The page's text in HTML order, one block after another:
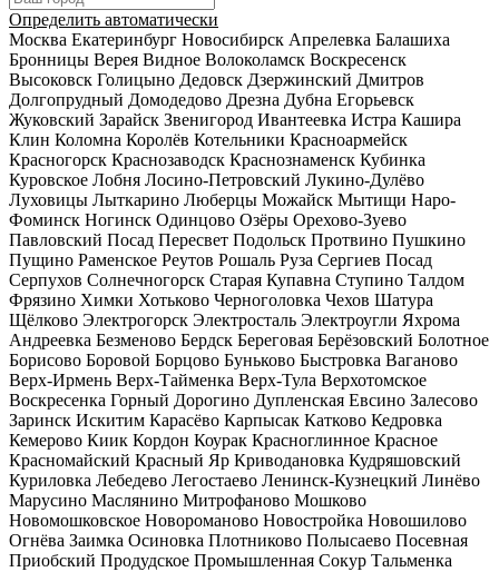
Определить автоматически
Москва Екатеринбург Новосибирск Апрелевка Балашиха
Бронницы Верея Видное Волоколамск Воскресенск
Высоковск Голицыно Дедовск Дзержинский Дмитров
Долгопрудный Домодедово Дрезна Дубна Егорьевск
Жуковский Зарайск Звенигород Ивантеевка Истра Кашира
Клин Коломна Королёв Котельники Красноармейск
Красногорск Краснозаводск Краснознаменск Кубинка
Куровское Лобня Лосино-Петровский Лукино-Дулёво
Луховицы Лыткарино Люберцы Можайск Мытищи Наро-
Фоминск Ногинск Одинцово Озёры Орехово-Зуево
Павловский Посад Пересвет Подольск Протвино Пушкино
Пущино Раменское Реутов Рошаль Руза Сергиев Посад
Серпухов Солнечногорск Старая Купавна Ступино Талдом
Фрязино Химки Хотьково Черноголовка Чехов Шатура
Щёлково Электрогорск Электросталь Электроугли Яхрома
Андреевка Безменово Бердск Береговая Берёзовский Болотное
Борисово Боровой Борцово Буньково Быстровка Ваганово
Верх-Ирмень Верх-Тайменка Верх-Тула Верхотомское
Воскресенка Горный Дорогино Дупленская Евсино Залесово
Заринск Искитим Карасёво Карпысак Катково Кедровка
Кемерово Киик Кордон Коурак Красноглинное Красное
Красномайский Красный Яр Криводановка Кудряшовский
Куриловка Лебедево Легостаево Ленинск-Кузнецкий Линёво
Марусино Маслянино Митрофаново Мошково
Новомошковское Новороманово Новостройка Новошилово
Огнёва Заимка Осиновка Плотниково Полысаево Посевная
Приобский Продудское Промышленная Сокур Тальменка